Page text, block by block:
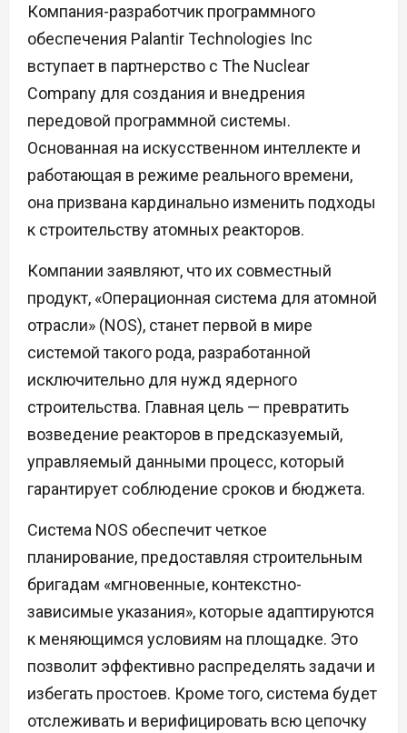
Компания-разработчик программного
обеспечения Palantir Technologies Inc
вступает в партнерство с The Nuclear
Company для создания и внедрения
передовой программной системы.
Основанная на искусственном интеллекте и
работающая в режиме реального времени,
она призвана кардинально изменить подходы
к строительству атомных реакторов.
Компании заявляют, что их совместный
продукт, «Операционная система для атомной
отрасли» (NOS), станет первой в мире
системой такого рода, разработанной
исключительно для нужд ядерного
строительства. Главная цель — превратить
возведение реакторов в предсказуемый,
управляемый данными процесс, который
гарантирует соблюдение сроков и бюджета.
Система NOS обеспечит четкое
планирование, предоставляя строительным
бригадам «мгновенные, контекстно-
зависимые указания», которые адаптируются
к меняющимся условиям на площадке. Это
позволит эффективно распределять задачи и
избегать простоев. Кроме того, система будет
отслеживать и верифицировать всю цепочку